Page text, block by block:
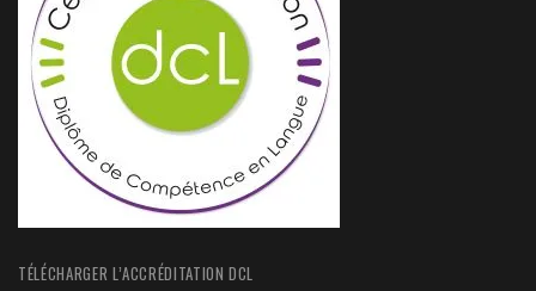
TÉLÉCHARGER L’ACCRÉDITATION DCL